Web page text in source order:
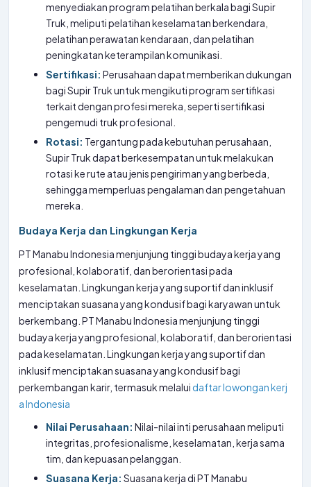
menyediakan program pelatihan berkala bagi Supir
Truk, meliputi pelatihan keselamatan berkendara,
pelatihan perawatan kendaraan, dan pelatihan
peningkatan keterampilan komunikasi.
Sertifikasi: Perusahaan dapat memberikan dukungan
bagi Supir Truk untuk mengikuti program sertifikasi
terkait dengan profesi mereka, seperti sertifikasi
pengemudi truk profesional.
Rotasi: Tergantung pada kebutuhan perusahaan,
Supir Truk dapat berkesempatan untuk melakukan
rotasi ke rute atau jenis pengiriman yang berbeda,
sehingga memperluas pengalaman dan pengetahuan
mereka.
Budaya Kerja dan Lingkungan Kerja
PT Manabu Indonesia menjunjung tinggi budaya kerja yang
profesional, kolaboratif, dan berorientasi pada
keselamatan. Lingkungan kerja yang suportif dan inklusif
menciptakan suasana yang kondusif bagi karyawan untuk
berkembang. PT Manabu Indonesia menjunjung tinggi
budaya kerja yang profesional, kolaboratif, dan berorientasi
pada keselamatan. Lingkungan kerja yang suportif dan
inklusif menciptakan suasana yang kondusif bagi
perkembangan karir, termasuk melalui daftar lowongan kerj
a Indonesia
Nilai Perusahaan: Nilai-nilai inti perusahaan meliputi
integritas, profesionalisme, keselamatan, kerja sama
tim, dan kepuasan pelanggan.
Suasana Kerja: Suasana kerja di PT Manabu